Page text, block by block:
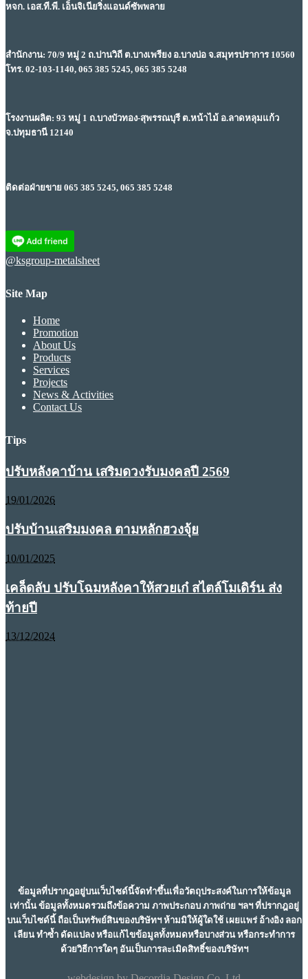
หจก. เอส.ที.พี. เอ็นจิเนียริ่งแอนด์ซัพพลาย
สำนักงาน: 70/9 หมู่ 2 ถ.ปานวิถี ต.บางเพรียง อ.บางบ่อ จ.สมุทรปราการ 10560
โทร. 02-103-1140, 065 385 5245, 065 385 5248
โรงงานผลิต: 93 หมู่ 1 ถ.บางบัวทอง-สุพรรณบุรี ต.หน้าไม้ อ.ลาดหลุมแก้ว
จ.ปทุมธานี 12140
ติดต่อฝ่ายขาย 065 385 5245, 065 385 5248
@ksgroup-metalsheet
Site Map
Home
Promotion
About Us
Products
Services
Projects
News & Activities
Contact Us
Tips
ปรับหลังคาบ้าน เสริมดวงรับมงคลปี 2569
19/01/2026
ปรับบ้านเสริมมงคล ตามหลักฮวงจุ้ย
10/01/2025
เคล็ดลับ ปรับโฉมหลังคาให้สวยเก๋ สไตล์โมเดิร์น ส่ง
ท้ายปี
13/12/2024
ข้อมูลที่ปรากฎอยู่บนเว็บไซด์นี้จัดทำขึ้นเพื่อวัตถุประสงค์ในการให้ข้อมูล
เท่านั้น ข้อมูลทั้งหมดรวมถึงข้อความ ภาพประกอบ ภาพถ่าย ฯลฯ ที่ปรากฎอยู่
บนเว็บไซด์นี้ ถือเป็นทรัพย์สินของบริษัทฯ ห้ามมิให้ผู้ใดใช้ เผยแพร่ อ้างอิง ลอก
เลียน ทำซ้ำ ดัดแปลง หรือแก้ไขข้อมูลทั้งหมดหรือบางส่วน หรือกระทำการ
ด้วยวิธีการใดๆ อันเป็นการละเมิดสิทธิ์ของบริษัทฯ